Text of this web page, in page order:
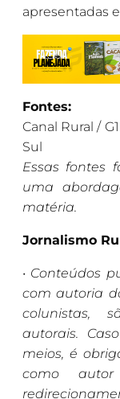
apresentadas
Fontes:
Canal Rural /
Sul
Essas fontes
uma
matéria.
Jornalismo
• Conteúdos
com autoria
colunistas,
autorais.
meios, é
como